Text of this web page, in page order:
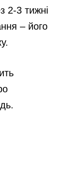
2-3 тижні
– його